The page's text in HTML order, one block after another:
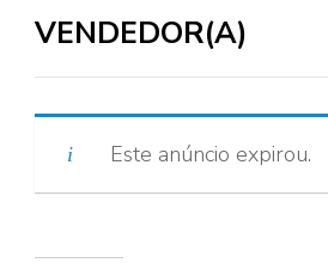
VENDEDOR(A)
Este anúncio expirou.